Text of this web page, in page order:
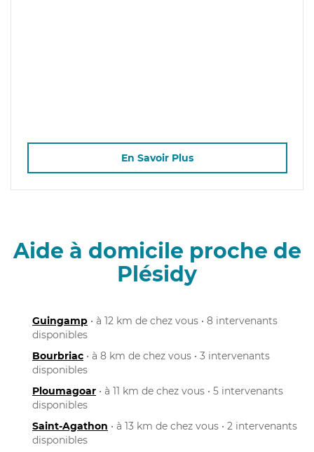
En Savoir Plus
Aide à domicile proche de
Plésidy
Guingamp • à 12 km de chez vous • 8 intervenants
disponibles
Bourbriac • à 8 km de chez vous • 3 intervenants
disponibles
Ploumagoar • à 11 km de chez vous • 5 intervenants
disponibles
Saint-Agathon • à 13 km de chez vous • 2 intervenants
disponibles